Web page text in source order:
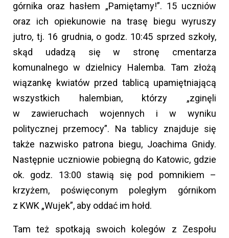
górnika oraz hasłem „Pamiętamy!”. 15 uczniów
oraz ich opiekunowie na trasę biegu wyruszy
jutro, tj. 16 grudnia, o godz. 10:45 sprzed szkoły,
skąd udadzą się w stronę cmentarza
komunalnego w dzielnicy Halemba. Tam złożą
wiązankę kwiatów przed tablicą upamiętniającą
wszystkich halembian, którzy „zginęli
w zawieruchach wojennych i w wyniku
politycznej przemocy”. Na tablicy znajduje się
także nazwisko patrona biegu, Joachima Gnidy.
Następnie uczniowie pobiegną do Katowic, gdzie
ok. godz. 13:00 stawią się pod pomnikiem –
krzyżem, poświęconym poległym górnikom
z KWK „Wujek”, aby oddać im hołd.
Tam też spotkają swoich kolegów z Zespołu